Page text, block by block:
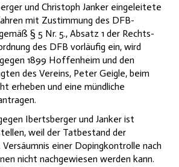
und Christoph Janker eingeleitete
mit Zustimmung des DFB-
§ 5 Nr. 5., Absatz 1 der Rechts-
des DFB vorläufig ein, wird
1899 Hoffenheim und den
des Vereins, Peter Geigle, beim
erheben und eine mündliche
Ibertsberger und Janker ist
weil der Tatbestand der
einer Dopingkontrolle nach
nicht nachgewiesen werden kann.